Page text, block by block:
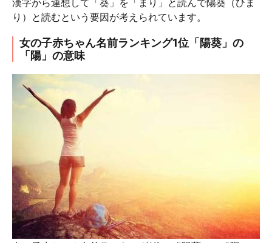
漢字から連想して「葵」を「まり」と読んで陽葵（ひま
り）と読むという要因が考えられています。
女の子赤ちゃん名前ランキング1位「陽葵」の
「陽」の意味